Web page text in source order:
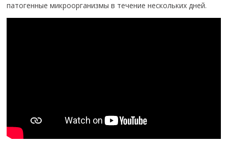
патогенные микроорганизмы в течение нескольких дней.